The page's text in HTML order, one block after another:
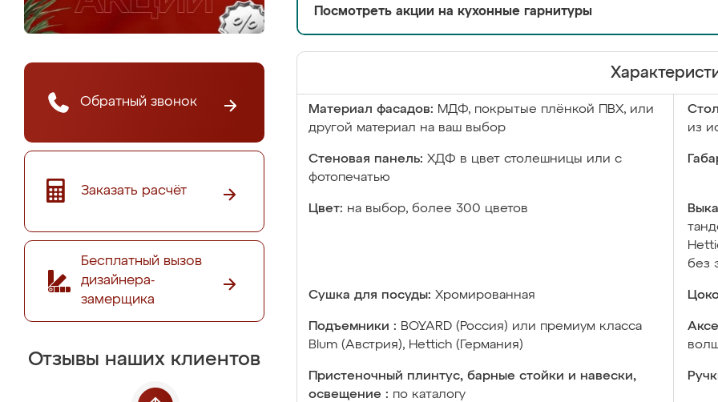
Обратный звонок
Заказать расчёт
Бесплатный вызов
дизайнера-
замерщика
Отзывы наших клиентов
Посмотреть акции на кухонные гарнитуры
Материал фасадов: МДФ, покрытые плёнкой ПВХ, или
другой материал на ваш выбор
из
Стеновая панель: ХДФ в цвет столешницы или с
фотопечатью
Цвет: на выбор, более 300 цветов
без
Сушка для посуды: Хромированная
Подъемники : BOYARD (Россия) или премиум класса
Blum (Австрия), Hettich (Германия)
Пристеночный плинтус, барные стойки и навески,
освещение : по каталогу